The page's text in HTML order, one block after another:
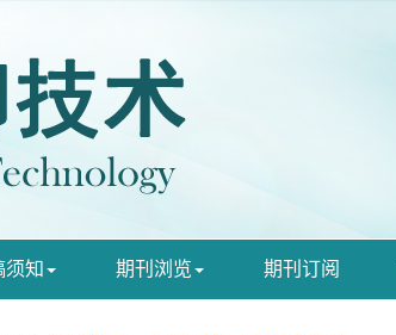
须知 期刊浏览 期刊订阅